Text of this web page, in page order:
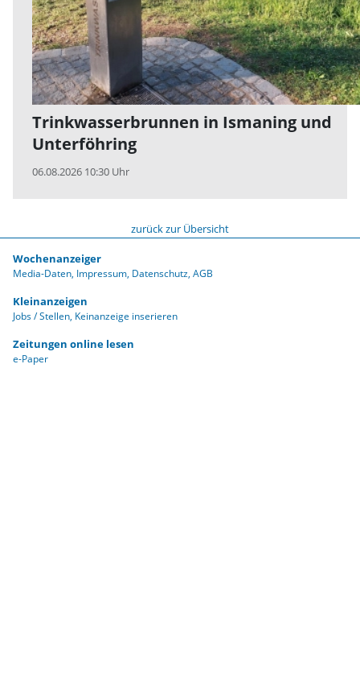
Trinkwasserbrunnen in Ismaning und
Unterföhring
06.08.2026 10:30 Uhr
zurück zur Übersicht
Wochenanzeiger
Media-Daten Impressum Datenschutz AGB
Kleinanzeigen
Jobs / Stellen Keinanzeige inserieren
Zeitungen online lesen
e-Paper